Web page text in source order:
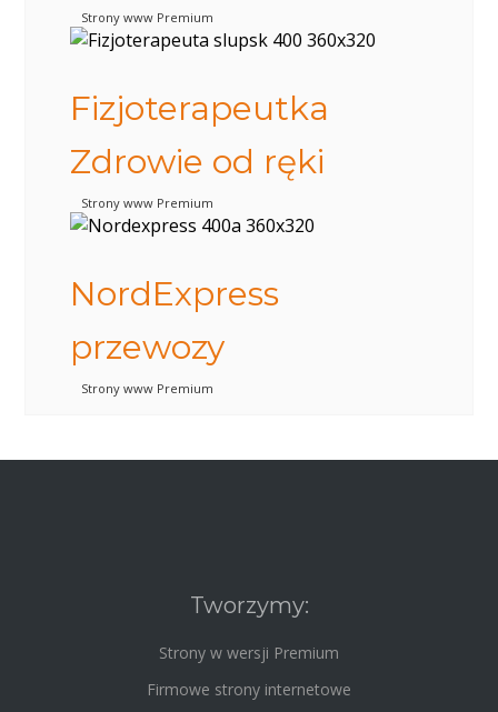
Strony www Premium
Fizjoterapeutka
Zdrowie od ręki
Strony www Premium
NordExpress
przewozy
Strony www Premium
Tworzymy:
Strony w wersji Premium
Firmowe strony internetowe